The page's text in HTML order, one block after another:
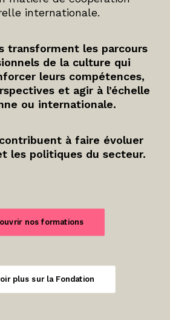
internationale.
transforment les parcours
de la culture qui
leurs compétences,
et agir à l’échelle
ou internationale.
à faire évoluer
les politiques du secteur.
nos formations
plus sur la Fondation